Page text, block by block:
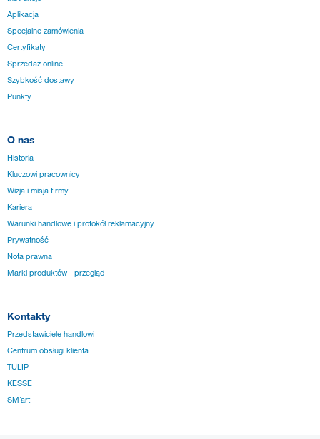
Aplikacja
Specjalne zamówienia
Certyfikaty
Sprzedaż online
Szybkość dostawy
Punkty
O nas
Historia
Kluczowi pracownicy
Wizja i misja firmy
Kariera
Warunki handlowe i protokół reklamacyjny
Prywatność
Nota prawna
Marki produktów - przegląd
Kontakty
Przedstawiciele handlowi
Centrum obsługi klienta
TULIP
KESSE
SM´art